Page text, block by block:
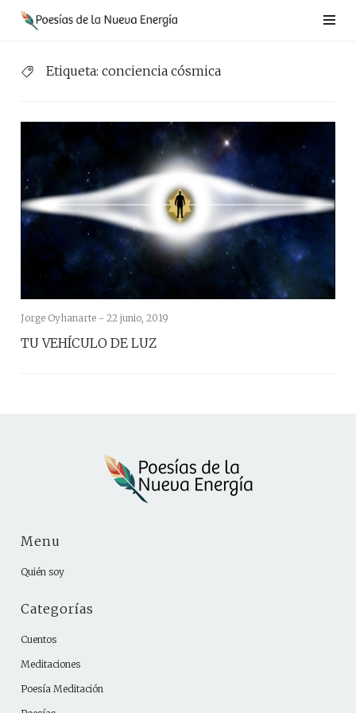
Saltar
Etiqueta: conciencia cósmica
Jorge Oyhanarte - 22 junio, 2019
TU VEHÍCULO DE LUZ
Menu
Quién soy
Categorías
Cuentos
Meditaciones
Poesía Meditación